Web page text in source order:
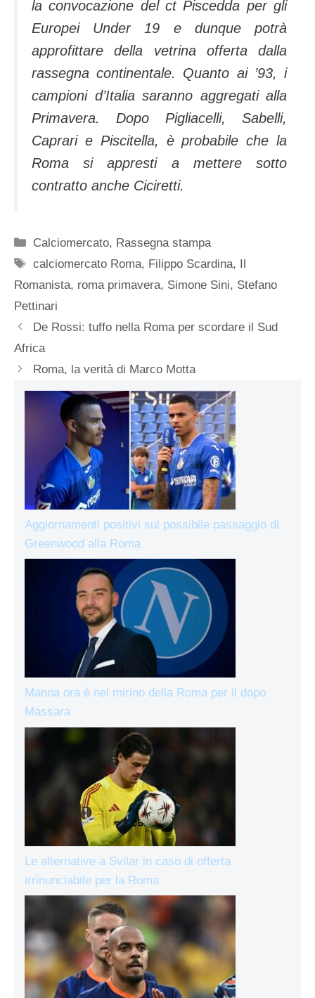
la convocazione del ct Piscedda per gli
Europei Under 19 e dunque potrà
approfittare della vetrina offerta dalla
rassegna continentale. Quanto ai ’93, i
campioni d’Italia saranno aggregati alla
Primavera. Dopo Pigliacelli, Sabelli,
Caprari e Piscitella, è probabile che la
Roma si appresti a mettere sotto
contratto anche Ciciretti.
Categorie
Calciomercato, Rassegna stampa
Tag
calciomercato Roma, Filippo Scardina, Il
Romanista, roma primavera, Simone Sini, Stefano
Pettinari
De Rossi: tuffo nella Roma per scordare il Sud
Africa
Roma, la verità di Marco Motta
Aggiornamenti positivi sul possibile passaggio di
Greenwood alla Roma
Manna ora è nel mirino della Roma per il dopo
Massara
Le alternative a Svilar in caso di offerta
irrinunciabile per la Roma